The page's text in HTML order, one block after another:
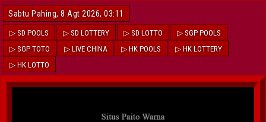
Sabtu Pahing, 8 Agt 2026, 03:11
▷ SD POOLS ▷ SD LOTTERY ▷ SD LOTTO
▷ SGP POOLS
▷ SGP TOTO
▷ LIVE CHINA ▷ HK POOLS
▷ HK LOTTERY
▷ HK LOTTO